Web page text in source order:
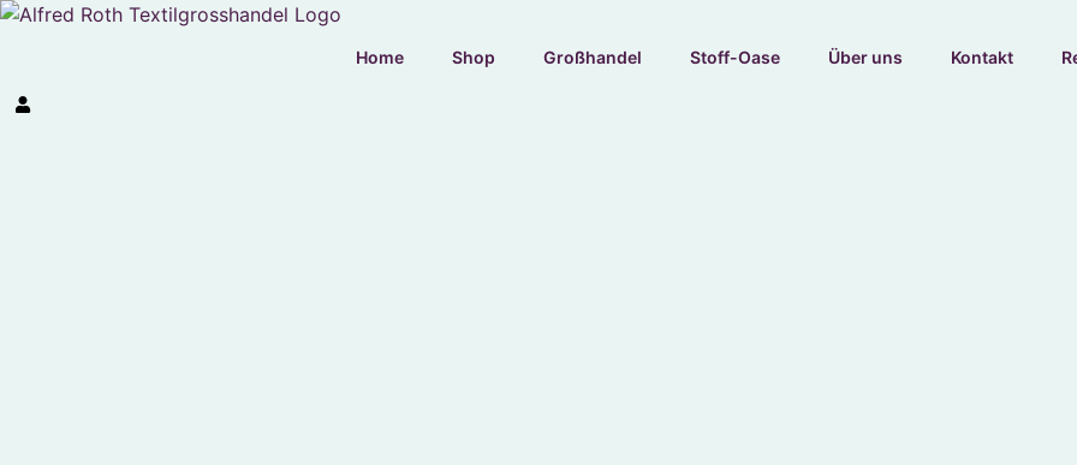
Home Shop Großhandel Stoff-Oase Über uns Kontakt